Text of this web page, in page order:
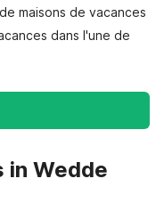
maisons de vacances
dans l'une de
Wedde